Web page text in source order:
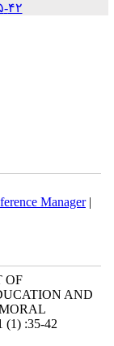
۴۲-۳۵
Manager
OF
AND
MORAL
(1) :35-42